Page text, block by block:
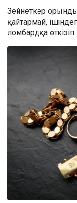
Зейнеткер
қайтармай,
ломбардқа